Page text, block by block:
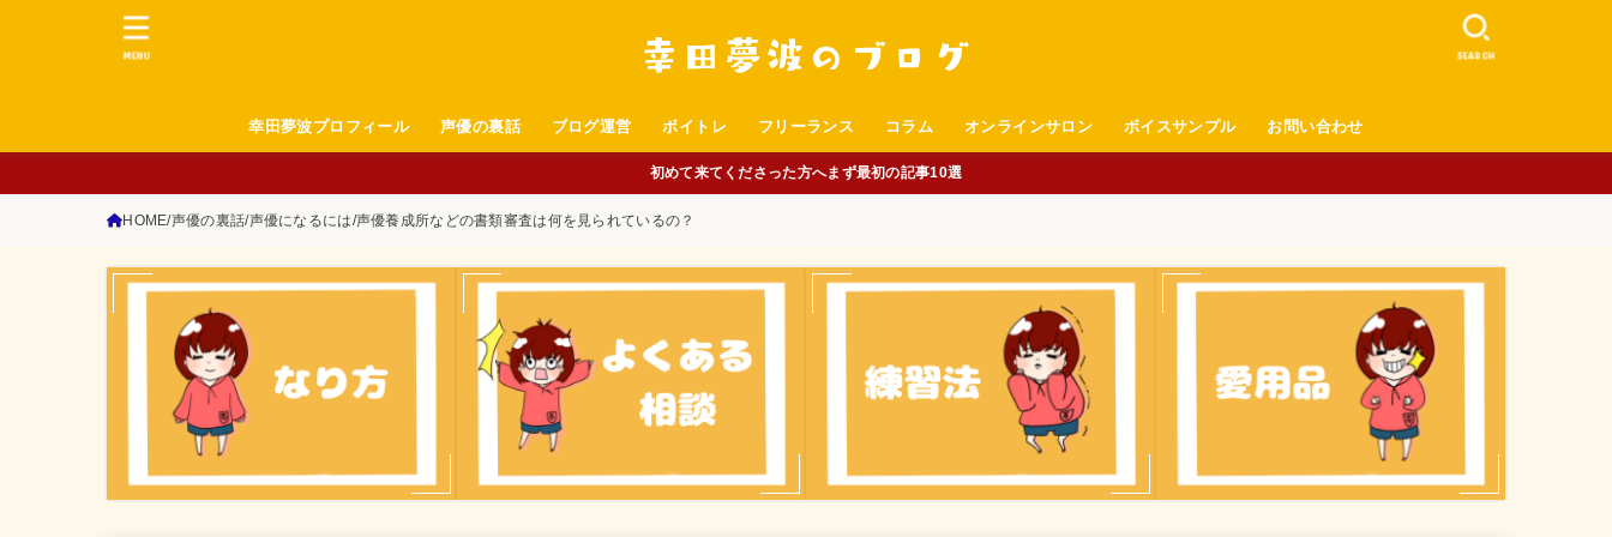
幸田夢波プロフィール 声優の裏話 ブログ運営 ボイトレ フリーランス コラム オンラインサロン ボイスサンプル お問い合わせ
SEARCH
MENU
初めて来てくださった方へまず最初の記事10選
HOME 声優の裏話 声優になるには 声優養成所などの書類審査は何を見られているの？